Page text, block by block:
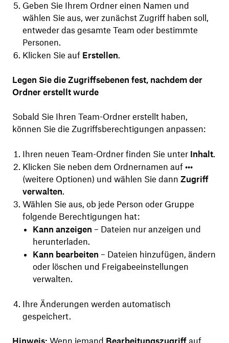
Geben Sie Ihrem Ordner einen Namen und
wählen Sie aus, wer zunächst Zugriff haben soll,
entweder das gesamte Team oder bestimmte
Personen.
Klicken Sie auf Erstellen.
Legen Sie die Zugriffsebenen fest, nachdem der
Ordner erstellt wurde
Sobald Sie Ihren Team-Ordner erstellt haben,
können Sie die Zugriffsberechtigungen anpassen:
Ihren neuen Team-Ordner finden Sie unter Inhalt.
Klicken Sie neben dem Ordnernamen auf •••
(weitere Optionen) und wählen Sie dann Zugriff
verwalten.
Wählen Sie aus, ob jede Person oder Gruppe
folgende Berechtigungen hat:
Kann anzeigen – Dateien nur anzeigen und
herunterladen.
Kann bearbeiten – Dateien hinzufügen, ändern
oder löschen und Freigabeeinstellungen
verwalten.
Ihre Änderungen werden automatisch
gespeichert.